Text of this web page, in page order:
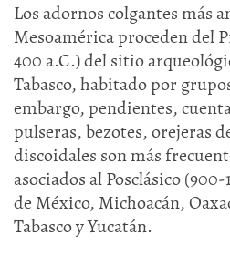
Los adornos colgantes más
Mesoamérica proceden del
400 a.C.) del sitio
Tabasco, habitado por
embargo, pendientes,
pulseras, bezotes, orejeras
discoidales son más
asociados al Posclásico
de México, Michoacán,
Tabasco y Yucatán.